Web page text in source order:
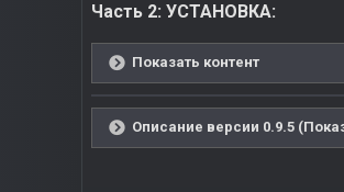
Часть 2: УСТАНОВКА:
Показать контент
Описание версии 0.9.5